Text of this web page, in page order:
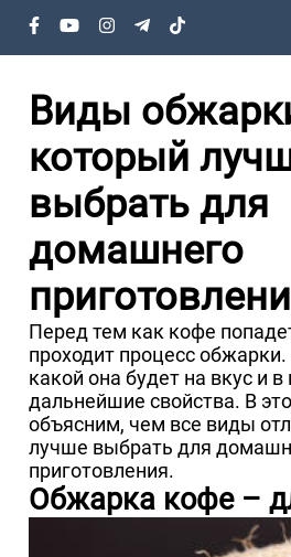
Виды
который
выбрать для
домашнего
Перед тем как кофе
проходит процесс обжарки.
какой она будет на вкус и
дальнейшие свойства. В
объясним, чем все виды
лучше выбрать для
приготовления.
Обжарка кофе –